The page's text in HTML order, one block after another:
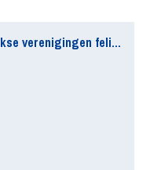
[Afgelast] Jubileumfeest | Katwijkse verenigingen feliciteren Quick Boys